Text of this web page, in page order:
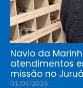
Navio da
atendimentos
missão no Juruá
01/04/2026